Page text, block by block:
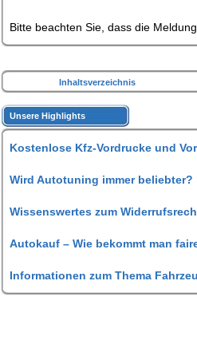
Bitte beachten Sie, dass die
Inhaltsverzeichnis
Unsere Highlights
Kostenlose Kfz-Vordrucke und
Wird Autotuning immer beliebter?
Wissenswertes zum
Autokauf – Wie bekommt man
Informationen zum Thema